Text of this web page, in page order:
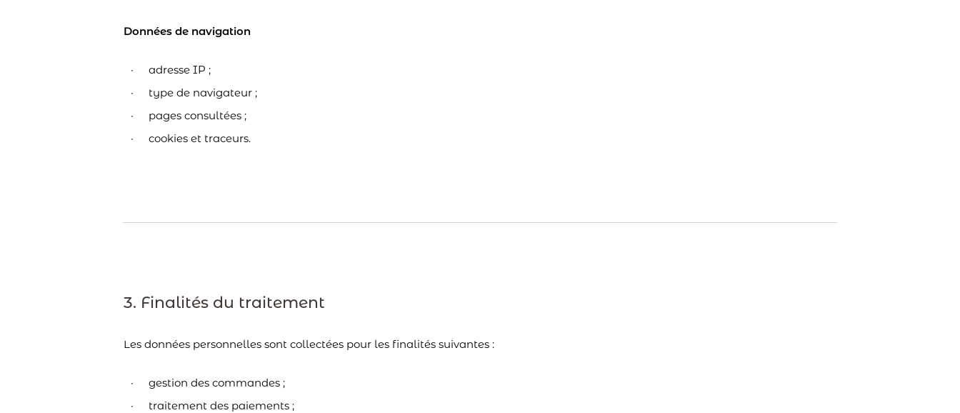
Données de navigation
adresse IP ;
type de navigateur ;
pages consultées ;
cookies et traceurs.
3. Finalités du traitement
Les données personnelles sont collectées pour les finalités suivantes :
gestion des commandes ;
traitement des paiements ;